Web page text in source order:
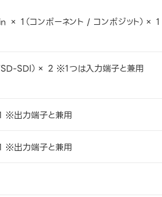
× 1（コンポーネント / コンポジット）× 1
SDI）× 2 ※1つは入力端子と兼用
※出力端子と兼用
※出力端子と兼用